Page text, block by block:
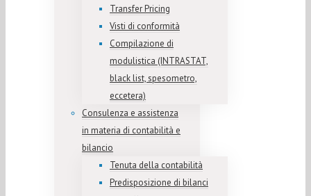
Transfer Pricing
Visti di conformità
Compilazione di
modulistica (INTRASTAT,
black list, spesometro,
eccetera)
Consulenza e assistenza
in materia di contabilità e
bilancio
Tenuta della contabilità
Predisposizione di bilanci